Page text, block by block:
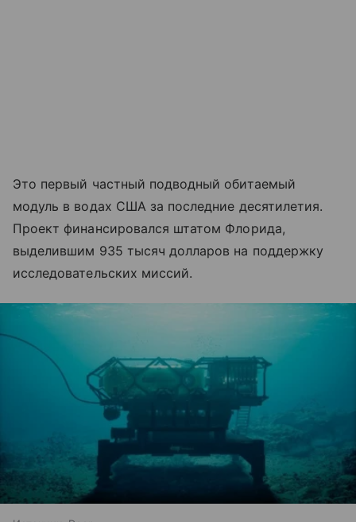
Это первый частный подводный обитаемый
модуль в водах США за последние десятилетия.
Проект финансировался штатом Флорида,
выделившим 935 тысяч долларов на поддержку
исследовательских миссий.